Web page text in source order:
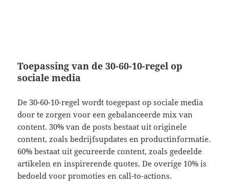
Toepassing van de 30-60-10-regel op
sociale media
De 30-60-10-regel wordt toegepast op sociale media
door te zorgen voor een gebalanceerde mix van
content. 30% van de posts bestaat uit originele
content, zoals bedrijfsupdates en productinformatie.
60% bestaat uit gecureerde content, zoals gedeelde
artikelen en inspirerende quotes. De overige 10% is
bedoeld voor promoties en call-to-actions.